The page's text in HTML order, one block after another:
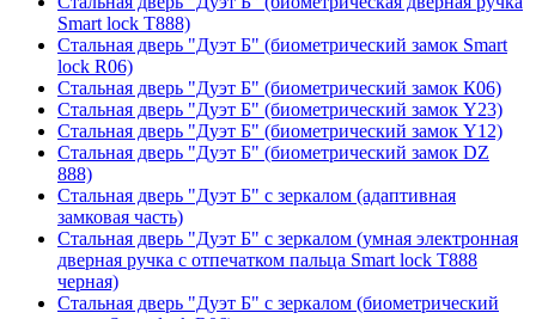
Smart lock T888)
Стальная дверь "Дуэт Б" (биометрический замок Smart
lock R06)
Стальная дверь "Дуэт Б" (биометрический замок К06)
Стальная дверь "Дуэт Б" (биометрический замок Y23)
Стальная дверь "Дуэт Б" (биометрический замок Y12)
Стальная дверь "Дуэт Б" (биометрический замок DZ
888)
Стальная дверь "Дуэт Б" с зеркалом (адаптивная
замковая часть)
Стальная дверь "Дуэт Б" с зеркалом (умная электронная
дверная ручка с отпечатком пальца Smart lock T888
черная)
Стальная дверь "Дуэт Б" с зеркалом (биометрический